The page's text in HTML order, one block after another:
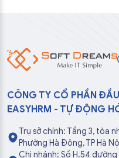
CÔNG TY CỔ PHẦN
EASYHRM - TỰ ĐỘNG
Trụ sở chính: Tầng 3, tòa
Phường Hà Đông, TP Hà
Chi nhánh: Số H.54